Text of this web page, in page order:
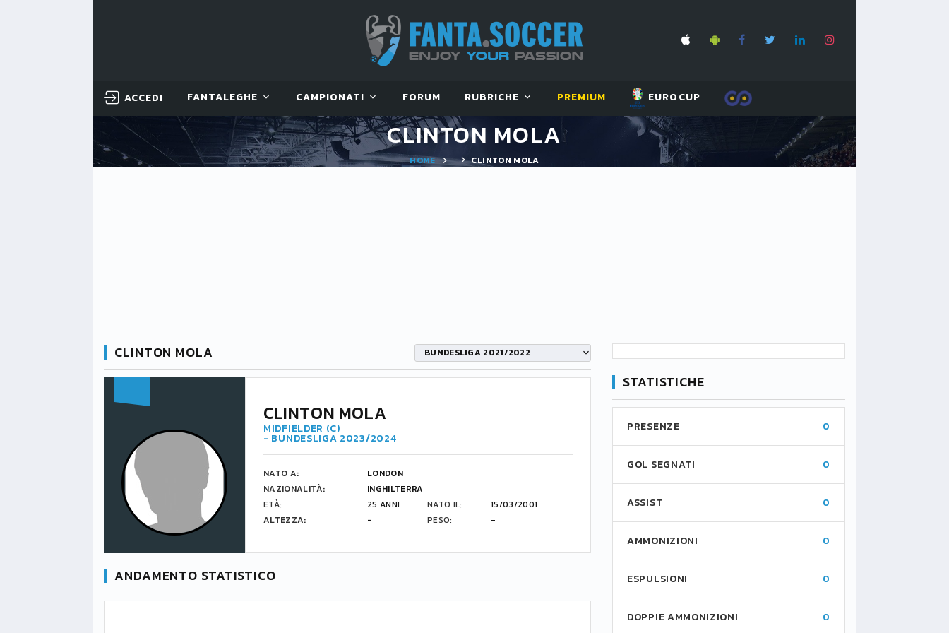
ACCEDI FANTALEGHE CAMPIONATI FORUM RUBRICHE PREMIUM EUROCUP
CLINTON MOLA
HOME CLINTON MOLA
CLINTON MOLA BUNDESLIGA 2021/2022
CLINTON MOLA
MIDFIELDER (C)
- BUNDESLIGA 2023/2024
NATO A:
LONDON
NAZIONALITÀ:
INGHILTERRA
ETÀ:
25 ANNI NATO IL:
15/03/2001
ALTEZZA:
- PESO: -
ANDAMENTO STATISTICO
STATISTICHE
PRESENZE 0
GOL SEGNATI 0
ASSIST 0
AMMONIZIONI 0
ESPULSIONI 0
DOPPIE AMMONIZIONI 0